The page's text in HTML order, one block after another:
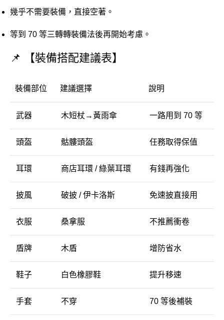
幾乎不需要裝備， 直接空著。
等到 70 等三轉轉裝備法後再開始考慮。
📌 【裝備搭配建議表】
裝備部位 建議選擇 說明
武器 木短杖→黃雨傘 一路用到 70 等
頭盔 骷髏頭盔 任務取得保值
耳環 商店耳環 /綠葉耳環 有錢再強化
披風 破披 /伊卡洛斯 免速披直接用
衣服 桑拿服 不推薦衝卷
盾牌 木盾 增 防省水
鞋子 白色橡膠鞋 提升移速
手套 不穿 70 等後補裝